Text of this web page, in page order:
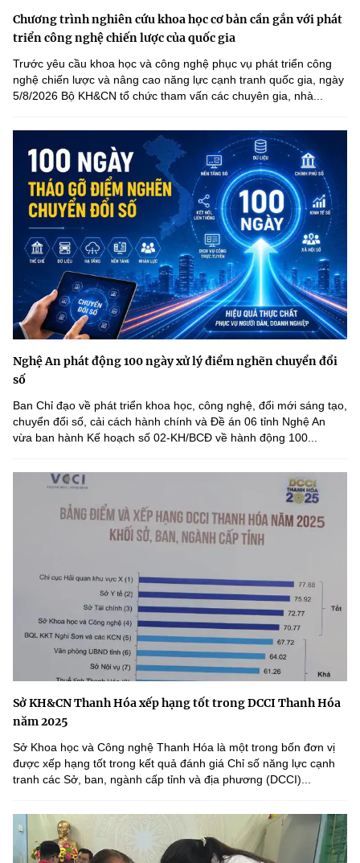
Giám đốc Trung tâm Truyền thông Khoa học và Công nghệ.
Liên hệ
Địa chỉ: Ban Biên tập Cổng TTĐT - 18 Nguyễn Du, TP. Hà Nội
Điện thoại: 024 3936 9506
Email:stc@mst.gov.vn
Chương trình nghiên cứu khoa học cơ bản cần gắn với phát
triển công nghệ chiến lược của quốc gia
Trước yêu cầu khoa học và công nghệ phục vụ phát triển công
nghệ chiến lược và nâng cao năng lực cạnh tranh quốc gia, ngày
5/8/2026 Bộ KH&CN tổ chức tham vấn các chuyên gia, nhà...
Nghệ An phát động 100 ngày xử lý điểm nghẽn chuyển đổi
số
Ban Chỉ đạo về phát triển khoa học, công nghệ, đổi mới sáng tạo,
chuyển đổi số, cải cách hành chính và Đề án 06 tỉnh Nghệ An
vừa ban hành Kế hoạch số 02-KH/BCĐ về hành động 100...
Sở KH&CN Thanh Hóa xếp hạng tốt trong DCCI Thanh Hóa
năm 2025
Sở Khoa học và Công nghệ Thanh Hóa là một trong bốn đơn vị
được xếp hạng tốt trong kết quả đánh giá Chỉ số năng lực cạnh
tranh các Sở, ban, ngành cấp tỉnh và địa phương (DCCI)...